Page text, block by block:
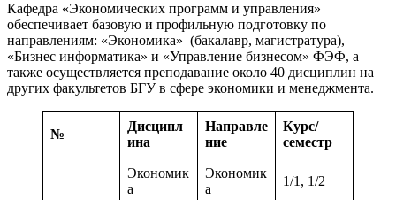
Кафедра «Экономических программ и управления»
обеспечивает базовую и профильную подготовку по
направлениям: «Экономика» (бакалавр, магистратура),
«Бизнес информатика» и «Управление бизнесом» ФЭФ, а
также осуществляется преподавание около 40 дисциплин на
других факультетов БГУ в сфере экономики и менеджмента.
№
Дисципл
ина
Направле
ние
Курс/
семестр
Экономик
а
Экономик
а
1/1, 1/2